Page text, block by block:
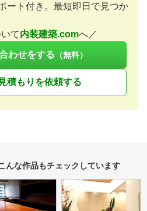
ート付き。最短即日で見つか
て内装建築.comへ／
わせをする （無料）
積もりを依頼する
んな作品もチェックしています